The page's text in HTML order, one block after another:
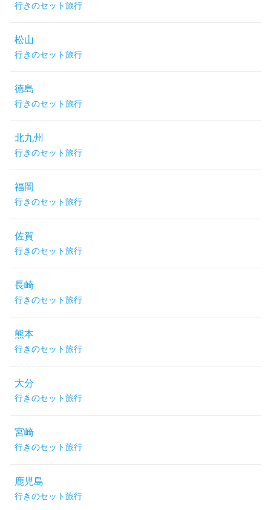
行きのセット旅行
松山
行きのセット旅行
徳島
行きのセット旅行
北九州
行きのセット旅行
福岡
行きのセット旅行
佐賀
行きのセット旅行
長崎
行きのセット旅行
熊本
行きのセット旅行
大分
行きのセット旅行
宮崎
行きのセット旅行
鹿児島
行きのセット旅行